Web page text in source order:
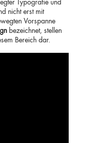
Typografie und
nicht erst mit
Vorspanne
bezeichnet, stellen
Bereich dar.